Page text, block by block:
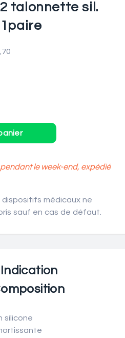
talonnette sil.
le week-end, expédié
médicaux ne
sauf en cas de défaut.
Indication
silicone